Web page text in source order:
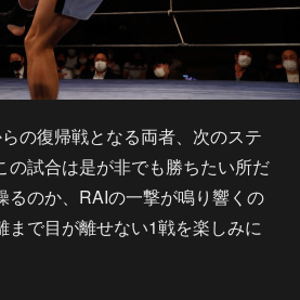
の復帰戦となる両者、次のステ
の試合は是が非でも勝ちたい所だ
るのか、RAIの一撃が鳴り響くの
まで目が離せない1戦を楽しみに